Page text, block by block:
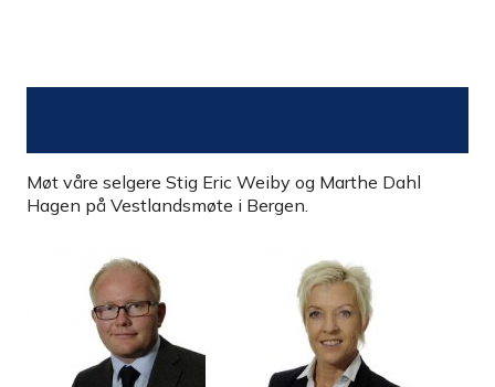
Møt våre selgere Stig Eric Weiby og Marthe Dahl
Hagen på Vestlandsmøte i Bergen.